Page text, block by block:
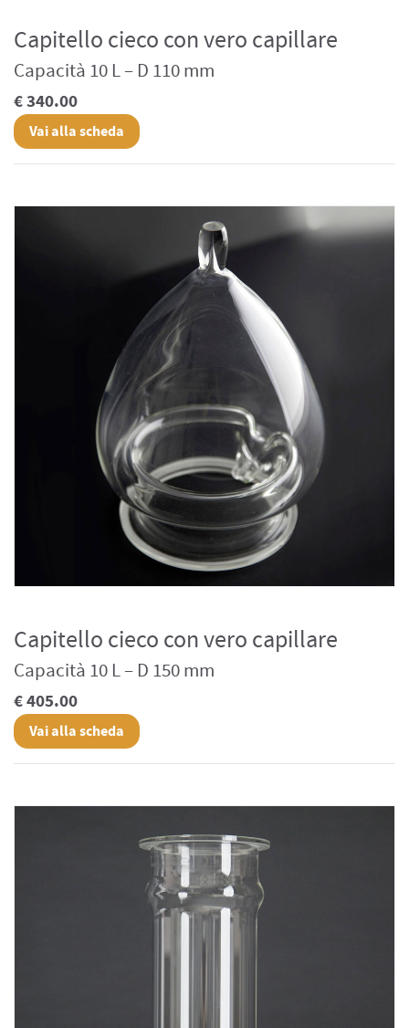
Capitello cieco con vero capillare
Capacità 10 L – D 110 mm
€ 340.00
Vai alla scheda
Capitello cieco con vero capillare
Capacità 10 L – D 150 mm
€ 405.00
Vai alla scheda